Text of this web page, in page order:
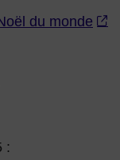
du monde
: